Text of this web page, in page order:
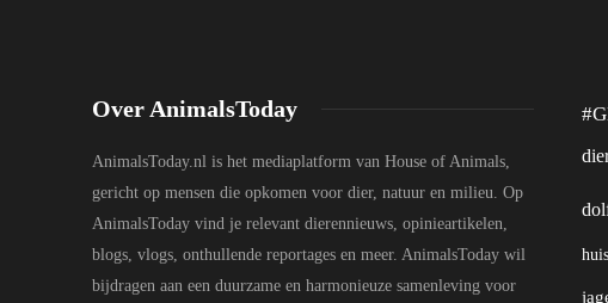
Over AnimalsToday
AnimalsToday.nl is het mediaplatform van House of Animals,
gericht op mensen die opkomen voor dier, natuur en milieu. Op
AnimalsToday vind je relevant dierennieuws, opinieartikelen,
blogs, vlogs, onthullende reportages en meer. AnimalsToday wil
bijdragen aan een duurzame en harmonieuze samenleving voor